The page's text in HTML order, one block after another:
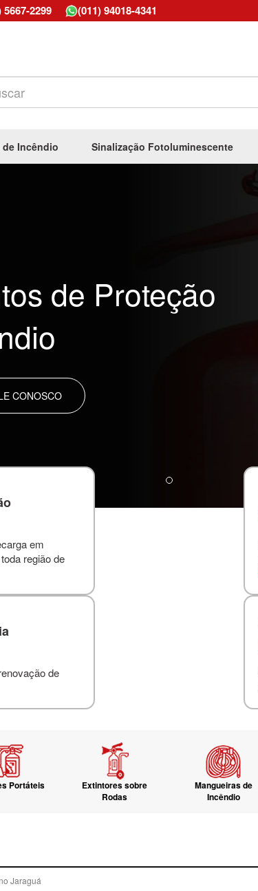
5667-2299 (011) 94018-4341
de Incêndio Sinalização Fotoluminescente
de Proteção
CONOSCO
em
região de
de
Portáteis
Extintores sobre
Rodas
Mangueiras de
Incêndio
Jaraguá